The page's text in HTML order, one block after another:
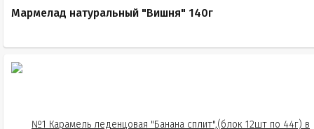
Мармелад натуральный "Вишня" 140г